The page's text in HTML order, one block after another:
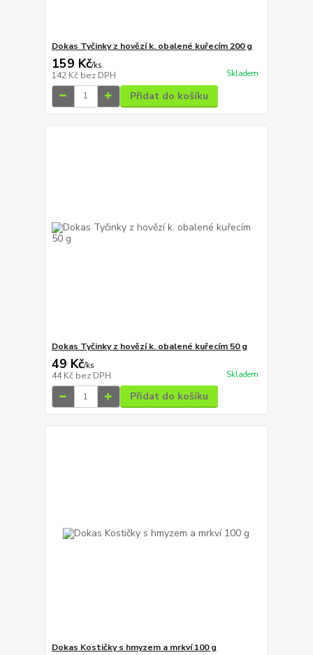
Dokas Tyčinky z hovězí k. obalené kuřecím 200 g
159 Kč/ks
142 Kč bez DPH Skladem
Přidat do košíku
Dokas Tyčinky z hovězí k. obalené kuřecím 50 g
49 Kč/ks
44 Kč bez DPH Skladem
Přidat do košíku
Dokas Kostičky s hmyzem a mrkví 100 g